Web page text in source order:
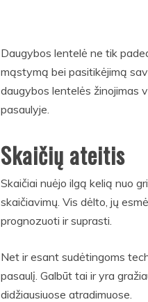
Daugybos lentelė ne tik
mąstymą bei pasitikėjimą
daugybos lentelės žinojimas
pasaulyje.
Skaičių ateitis
Skaičiai nuėjo ilgą kelią nuo
skaičiavimų. Vis dėlto, jų
prognozuoti ir suprasti.
Net ir esant sudėtingoms
pasaulį. Galbūt tai ir yra
didžiausiuose atradimuose.